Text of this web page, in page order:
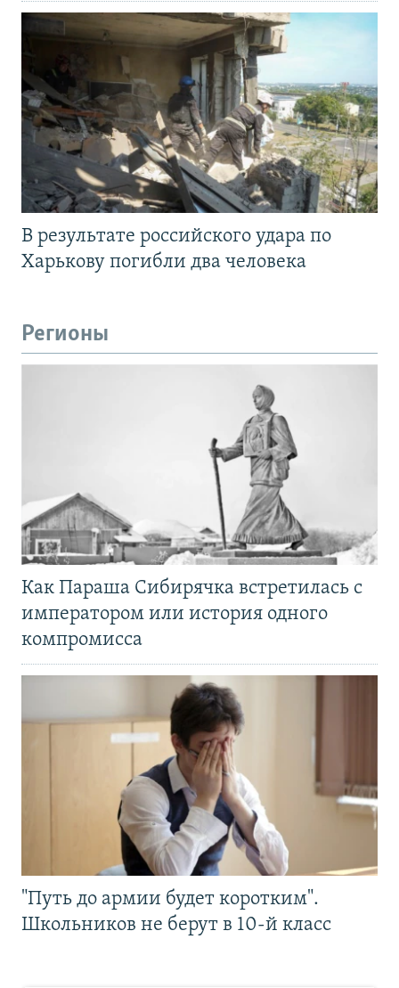
В результате российского удара по
Харькову погибли два человека
Регионы
Как Параша Сибирячка встретилась с
императором или история одного
компромисса
"Путь до армии будет коротким".
Школьников не берут в 10-й класс